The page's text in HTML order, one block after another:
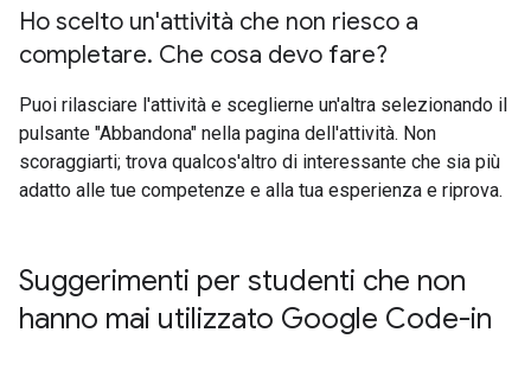
Ho scelto un'attività che non riesco a
completare. Che cosa devo fare?
Puoi rilasciare l'attività e sceglierne un'altra selezionando il
pulsante "Abbandona" nella pagina dell'attività. Non
scoraggiarti; trova qualcos'altro di interessante che sia più
adatto alle tue competenze e alla tua esperienza e riprova.
Suggerimenti per studenti che non
hanno mai utilizzato Google Code-in